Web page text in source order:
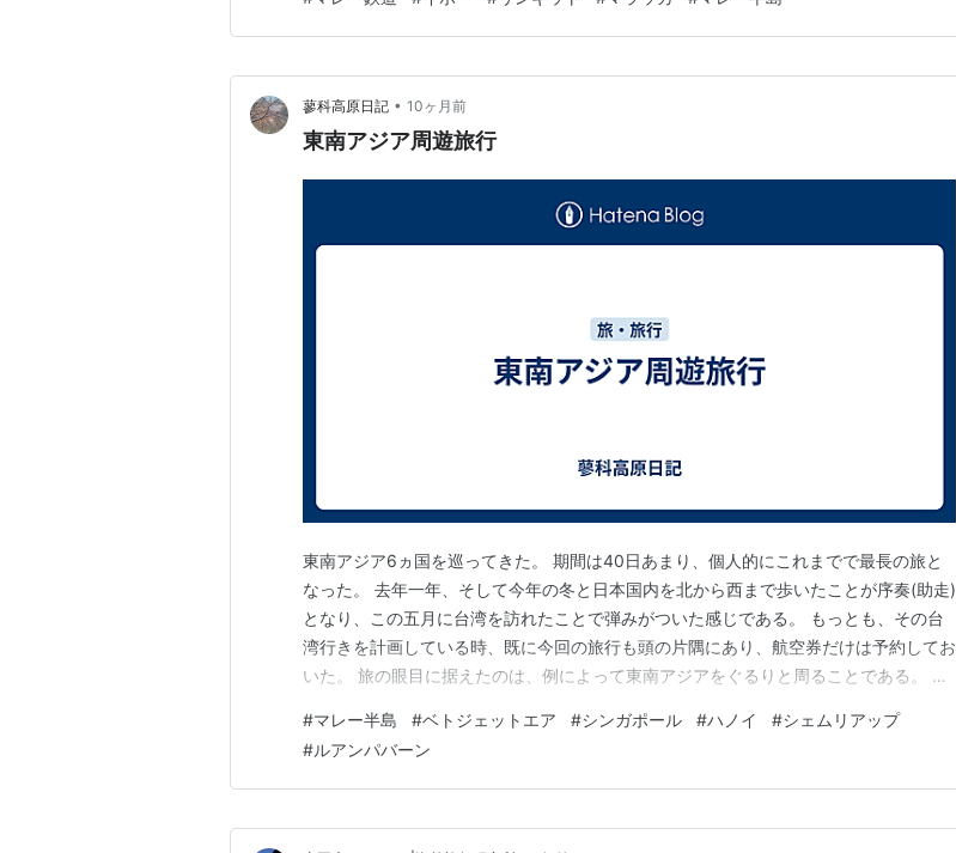
指す。 乗る列車は都市間高速列車ETS(Electric Train Service)、その名称が示す…
蓼科高原日記 • 10ヶ月前
東南アジア周遊旅行
東南アジア6ヵ国を巡ってきた。 期間は40日あまり、個人的にこれまでで最長の旅と
なった。 去年一年、そして今年の冬と日本国内を北から西まで歩いたことが序奏(助走)
となり、この五月に台湾を訪れたことで弾みがついた感じである。 もっとも、その台
湾行きを計画している時、既に今回の旅行も頭の片隅にあり、航空券だけは予約してお
いた。 旅の眼目に据えたのは、例によって東南アジアをぐるりと周ることである。 初
れだとマレーシアを訪れるのにマレー半島を往復することとなり、日程を筆頭にいろい
ろ負荷がかかり過ぎる。 そこで、大まかなルート…
#マレー半島 #ベトジェットエア #シンガポール #ハノイ #シェムリアップ
#ルアンパバーン